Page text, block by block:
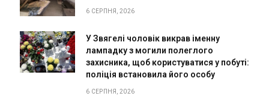
6 СЕРПНЯ, 2026
У Звягелі чоловік викрав іменну
лампадку з могили полеглого
захисника, щоб користуватися у побуті:
поліція встановила його особу
6 СЕРПНЯ, 2026